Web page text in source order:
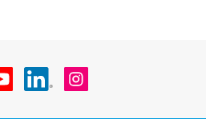
nás na Facebook
Navštivte nás na YouTube
Navštivte nás na